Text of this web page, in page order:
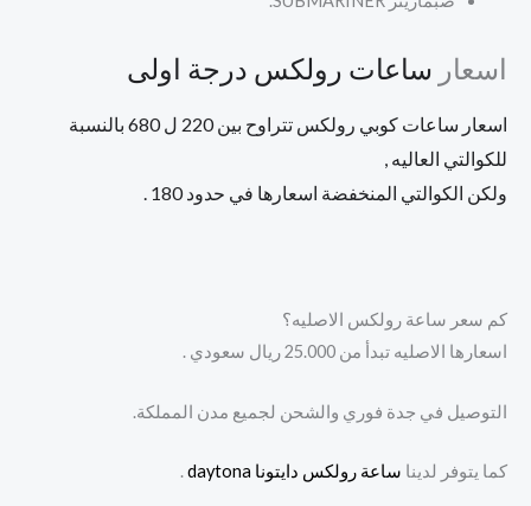
اسعار ساعات رولكس درجة اولى
اسعار ساعات كوبي رولكس تتراوح بين 220 ل 680 بالنسبة
للكوالتي العاليه ,
ولكن الكوالتي المنخفضة اسعارها في حدود 180 .
كم سعر ساعة رولكس الاصليه؟
اسعارها الاصليه تبدأ من 25.000 ريال سعودي .
التوصيل في جدة فوري والشحن لجميع مدن المملكة.
كما يتوفر لدينا ساعة رولكس دايتونا daytona .